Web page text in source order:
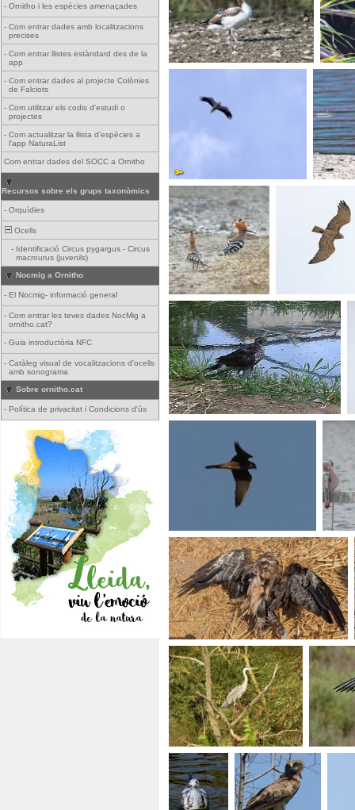
- Ornitho i les espècies amenaçades
- Com entrar dades amb localitzacions
precises
- Com entrar llistes estàndard des de la
app
- Com entrar dades al projecte Colònies
de Falciots
- Com utilitzar els codis d'estudi o
projectes
- Com actualitzar la llista d'espècies a
l'app NaturaList
Com entrar dades del SOCC a Ornitho
Recursos sobre els grups taxonòmics
- Orquídies
Ocells
- Identificació Circus pygargus - Circus
macrourus (juvenils)
Nocmig a Ornitho
- El Nocmig- informació general
- Com entrar les teves dades NocMig a
ornitho.cat?
- Guia introductòria NFC
- Catàleg visual de vocalitzacions d'ocells
amb sonograma
Sobre ornitho.cat
- Política de privacitat i Condicions d'ús